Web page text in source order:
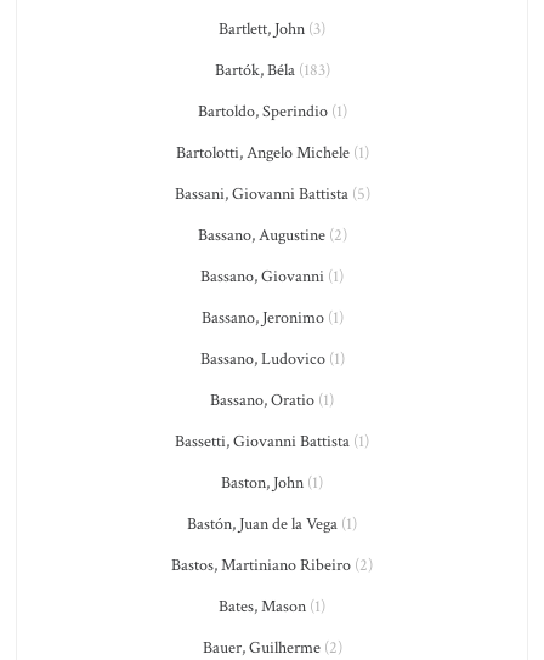
Bartlett, John (3)
Bartók, Béla(183)
Bartoldo, Sperindio(1)
Bartolotti, Angelo Michele(1)
Bassani, Giovanni Battista(5)
Bassano, Augustine(2)
Bassano, Giovanni (1)
Bassano, Jeronimo(1)
Bassano, Ludovico(1)
Bassano, Oratio (1)
Bassetti, Giovanni Battista (1)
Baston, John (1)
Bastón, Juan de la Vega (1)
Bastos, Martiniano Ribeiro (2)
Bates, Mason (1)
Bauer, Guilherme(2)